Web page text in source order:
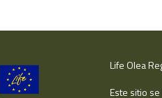
Life Olea
Este sitio